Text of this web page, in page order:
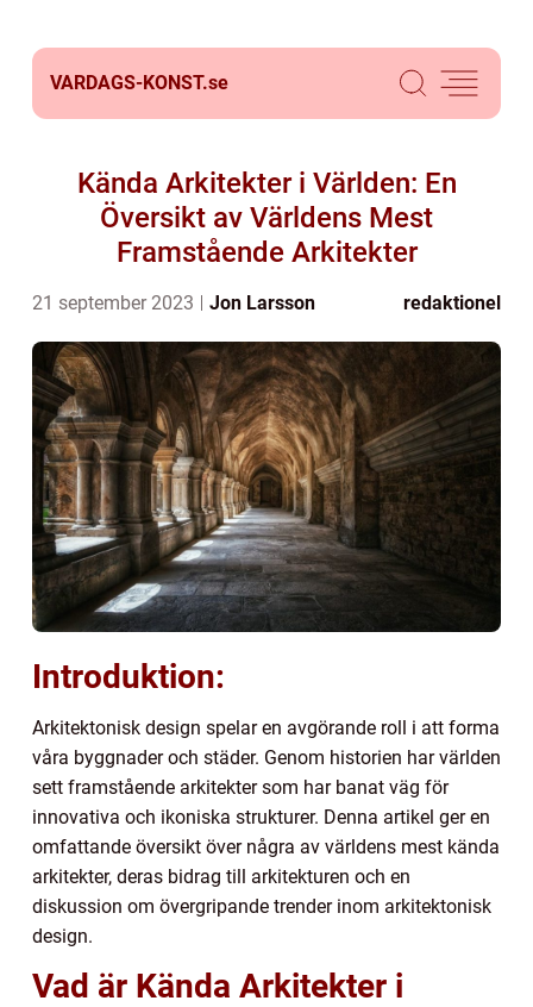
VARDAGS-KONST.se
Kända Arkitekter i Världen: En
Översikt av Världens Mest
Framstående Arkitekter
21 september 2023 Jon Larsson redaktionel
Introduktion:
Arkitektonisk design spelar en avgörande roll i att forma
våra byggnader och städer. Genom historien har världen
sett framstående arkitekter som har banat väg för
innovativa och ikoniska strukturer. Denna artikel ger en
omfattande översikt över några av världens mest kända
arkitekter, deras bidrag till arkitekturen och en
diskussion om övergripande trender inom arkitektonisk
design.
Vad är Kända Arkitekter i